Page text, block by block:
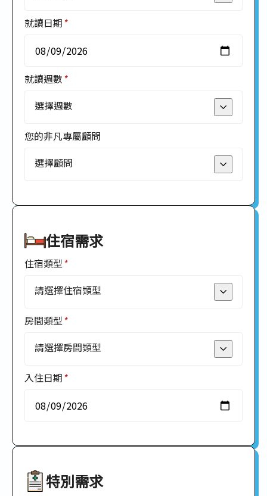
就讀日期*
就讀週數*
選擇週數
3
4
5
6
7
8
9
10
您的非凡專屬顧問
選擇顧問
Addy Wang
Andy
Anny Wang
Bobo Chuang
Cheryl Gu
Kiki Wang
Miki
Zoe
住宿需求
住宿類型*
請選擇住宿類型
房間類型*
請選擇房間類型
三人房
四人房
入住日期*
特別需求